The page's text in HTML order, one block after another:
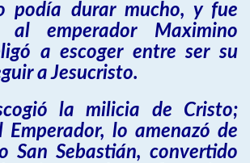
podía durar mucho, y fue
al emperador Maximino
a escoger entre ser su
a Jesucristo.
la milicia de Cristo;
Emperador, lo amenazó de
San Sebastián, convertido